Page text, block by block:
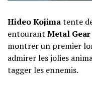
Hideo Kojimatente
entourant Metal
montrer un premier
admirer les jolies
tagger les ennemis.